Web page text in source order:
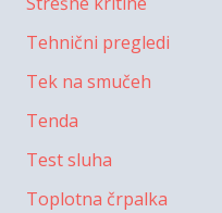
Tehnični pregledi
Tek na smučeh
Tenda
Test sluha
Toplotna črpalka